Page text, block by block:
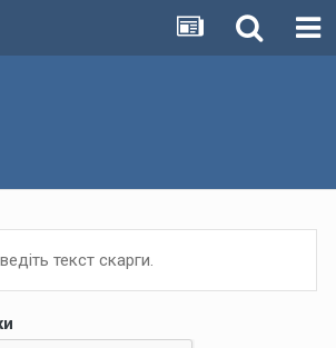
текст скарги.